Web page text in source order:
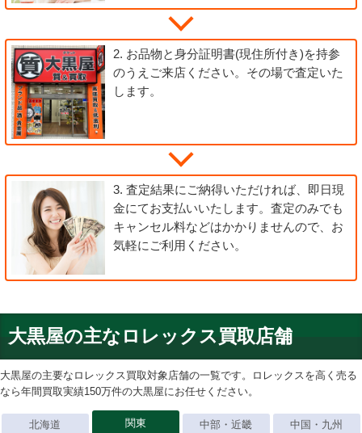
2. お品物と身分証明書(現住所付き)を持参
のうえご来店ください。その場で査定いた
します。
3. 査定結果にご納得いただければ、即日現
金にてお支払いいたします。査定のみでも
キャンセル料などはかかりませんので、お
気軽にご利用ください。
大黒屋の主なロレックス買取店舗
大黒屋の主要なロレックス買取対象店舗の一覧です。ロレックスを高く売る
なら年間買取実績150万件の大黒屋にお任せください。
北海道 関東 中部・近畿 中国・九州